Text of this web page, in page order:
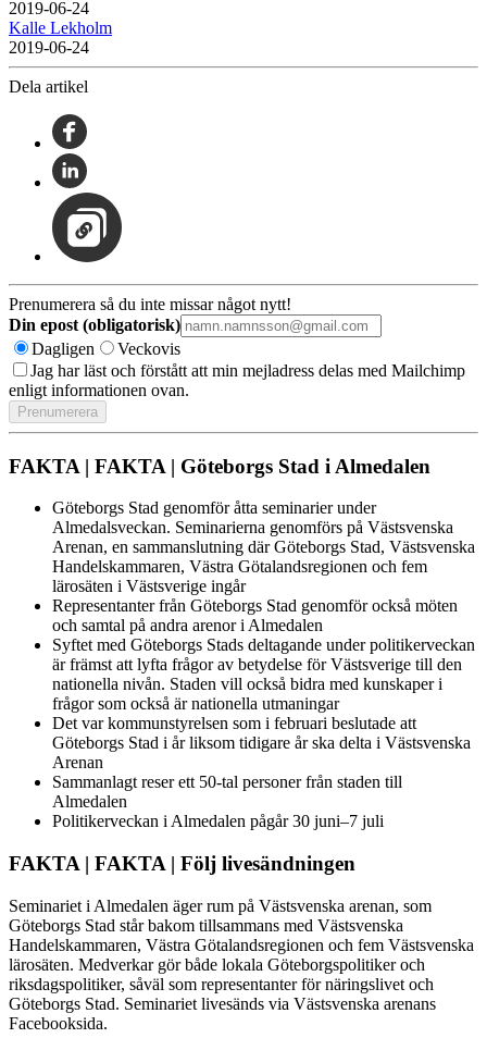
2019-06-24
Kalle Lekholm
2019-06-24
Dela artikel
Prenumerera så du inte missar något nytt!
Din epost (obligatorisk)
Dagligen
Veckovis
Jag har läst och förstått att min mejladress delas med Mailchimp
enligt informationen ovan.
FAKTA | FAKTA | Göteborgs Stad i Almedalen
Göteborgs Stad genomför åtta seminarier under
Almedalsveckan. Seminarierna genomförs på Västsvenska
Arenan, en sammanslutning där Göteborgs Stad, Västsvenska
Handelskammaren, Västra Götalandsregionen och fem
lärosäten i Västsverige ingår
Representanter från Göteborgs Stad genomför också möten
och samtal på andra arenor i Almedalen
Syftet med Göteborgs Stads deltagande under politikerveckan
är främst att lyfta frågor av betydelse för Västsverige till den
nationella nivån. Staden vill också bidra med kunskaper i
frågor som också är nationella utmaningar
Det var kommunstyrelsen som i februari beslutade att
Göteborgs Stad i år liksom tidigare år ska delta i Västsvenska
Arenan
Sammanlagt reser ett 50-tal personer från staden till
Almedalen
Politikerveckan i Almedalen pågår 30 juni–7 juli
FAKTA | FAKTA | Följ livesändningen
Seminariet i Almedalen äger rum på Västsvenska arenan, som
Göteborgs Stad står bakom tillsammans med Västsvenska
Handelskammaren, Västra Götalandsregionen och fem Västsvenska
lärosäten. Medverkar gör både lokala Göteborgspolitiker och
riksdagspolitiker, såväl som representanter för näringslivet och
Göteborgs Stad. Seminariet livesänds via Västsvenska arenans
Facebooksida.